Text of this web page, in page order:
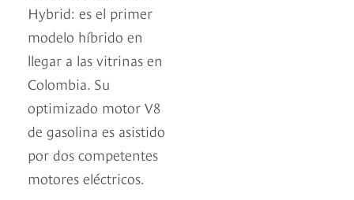
Hybrid: es el primer
modelo híbrido en
llegar a las vitrinas en
Colombia. Su
optimizado motor V8
de gasolina es asistido
por dos competentes
motores eléctricos.